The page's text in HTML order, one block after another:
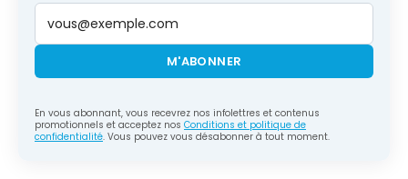
M'ABONNER
En vous abonnant, vous recevrez nos infolettres et contenus
promotionnels et acceptez nos Conditions et politique de
confidentialité. Vous pouvez vous désabonner à tout moment.